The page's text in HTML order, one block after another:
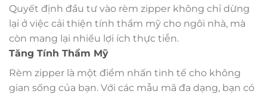
Quyết định đầu tư vào rèm zipper không chỉ dừng
lại ở việc cải thiện tính thẩm mỹ cho ngôi nhà, mà
còn mang lại nhiều lợi ích thực tiễn.
Tăng Tính Thẩm Mỹ
Rèm zipper là một điểm nhấn tinh tế cho không
gian sống của bạn. Với các mẫu mã đa dạng, bạn có